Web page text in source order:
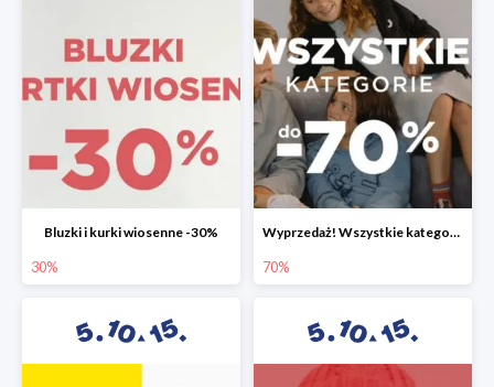
Bluzki i kurki wiosenne -30%
30%
Wyprzedaż! Wszystkie kategorie do -70%
70%